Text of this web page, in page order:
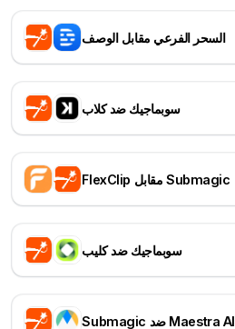
السحر الفرعي مقابل الوصف
سوبماجيك ضد كلاب
FlexClip مقابل Submagic
سوبماجيك ضد كليب
Submagic ضد Maestra AI